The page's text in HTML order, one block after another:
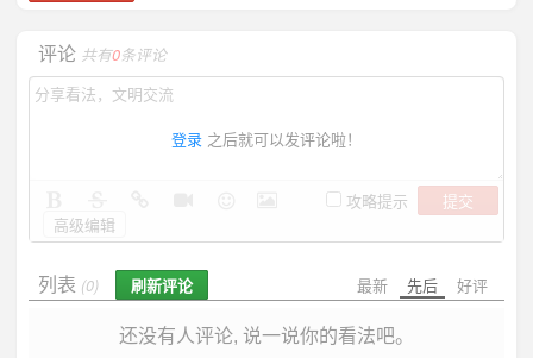
评论 共有0条评论
登录 之后就可以发评论啦！
攻略提示
提交
高级编辑
最新 先后 好评
列表 (0) 刷新评论
还没有人评论, 说一说你的看法吧。